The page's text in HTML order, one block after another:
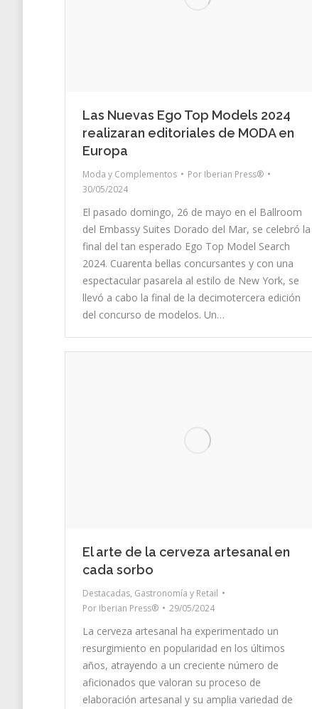
Las Nuevas Ego Top Models 2024
realizaran editoriales de MODA en
Europa
Moda y Complementos Por Iberian Press®
30/05/2024
El pasado domingo, 26 de mayo en el Ballroom
del Embassy Suites Dorado del Mar, se celebró la
final del tan esperado Ego Top Model Search
2024. Cuarenta bellas concursantes y con una
espectacular pasarela al estilo de New York, se
llevó a cabo la final de la decimotercera edición
del concurso de modelos. Un…
El arte de la cerveza artesanal en
cada sorbo
Destacadas, Gastronomía y Retail
Por Iberian Press® 29/05/2024
La cerveza artesanal ha experimentado un
resurgimiento en popularidad en los últimos
años, atrayendo a un creciente número de
aficionados que valoran su proceso de
elaboración artesanal y su amplia variedad de